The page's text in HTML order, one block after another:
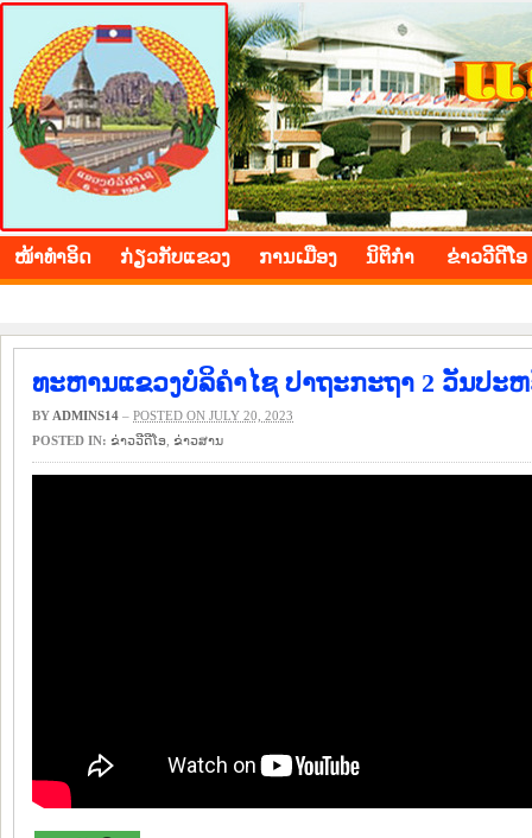
BOLIKHAMXAY PROVINCE
ໜ້າ​ທຳ​ອິດ ​ກ່ຽວ​ກັບ​ແຂວງ ​ການ​ເມືອງ ນິ​ຕິ​ກຳ ຂ່າວ​ວີ​ດີ​ໂອ
ທະຫານແຂວງບໍລິຄໍາໄຊ ປາຖະກະຖາ 2 ວັນປະ
BY ADMINS14 – POSTED ON JULY 20, 2023
POSTED IN: ຂ່າວ​ວີ​ດີ​ໂອ ​ຂ່າວ​ສານ